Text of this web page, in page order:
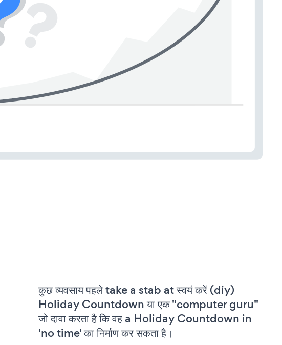
कुछ व्यवसाय पहले take a stab at स्वयं करें (diy)
Holiday Countdown या एक "computer guru"
जो दावा करता है कि वह a Holiday Countdown in
'no time' का निर्माण कर सकता है।